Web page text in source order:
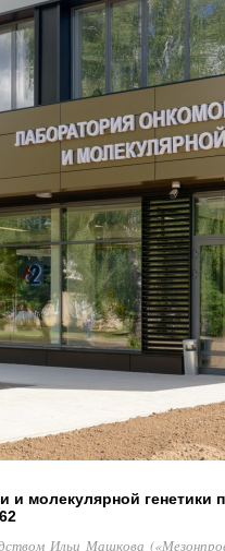
молекулярной генетики
Ильи Машкова